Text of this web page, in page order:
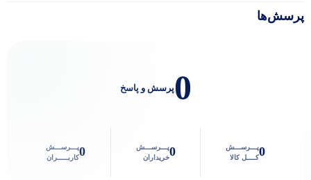
پرسش‌ها
0پرسش و پاسخ
0پـــرســـش
کــــل کالا
0پـــرســـش
خریداران
0پـــرســـش
کاربـــــران
پاسخگوی سوالات شما هستیم